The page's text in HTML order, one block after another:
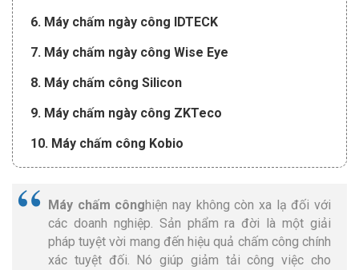
6. Máy chấm ngày công IDTECK
7. Máy chấm ngày công Wise Eye
8. Máy chấm công Silicon
9. Máy chấm ngày công ZKTeco
10. Máy chấm công Kobio
Máy chấm cônghiện nay không còn xa lạ đối với
các doanh nghiệp. Sản phẩm ra đời là một giải
pháp tuyệt vời mang đến hiệu quả chấm công chính
xác tuyệt đối. Nó giúp giảm tải công việc cho